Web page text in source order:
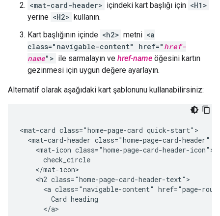
<mat-card-header> içindeki kart başlığı için <H1>
yerine <H2> kullanın.
Kart başlığının içinde <h2> metni <a
class="navigable-content" href=" href-
name"> ile sarmalayın ve href-name öğesini kartın
gezinmesi için uygun değere ayarlayın.
Alternatif olarak aşağıdaki kart şablonunu kullanabilirsiniz:
<mat-card class="home-page-card quick-start">
<mat-card-header class="home-page-card-header"
    <mat-icon class="home-page-card-header-icon">
      check_circle
    </mat-icon>
    <h2 class="home-page-card-header-text">
<a class="navigable-content" href="page-
        Card heading
      </a>